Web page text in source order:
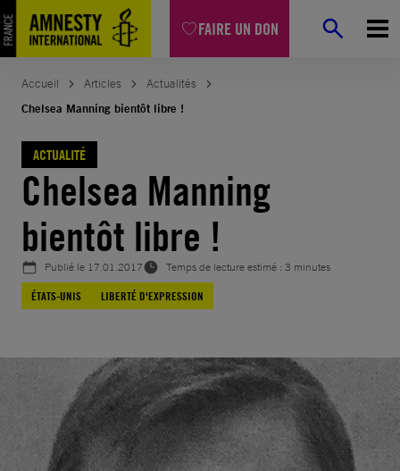
FAIRE UN DON
Aller
au
contenu
Accueil Articles
Actualités
Chelsea Manning bientôt libre !
ACTUALITÉ
Chelsea Manning
bientôt libre !
Publié le 17.01.2017
Temps de lecture estimé : 3 minutes
ÉTATS-UNIS
LIBERTÉ D'EXPRESSION